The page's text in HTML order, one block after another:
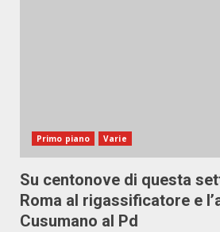
Primo piano Varie
Su centonove di questa
Roma al rigassificatore e
Cusumano al Pd